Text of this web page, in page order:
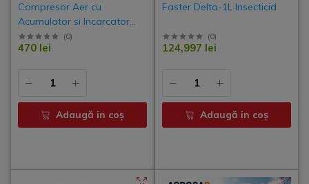
Compresor Aer cu
Acumulator si Incarcator
MAX - 20V ONE
(0)
470 lei
Adaugă in coş
Faster Delta-1L Insecticid
(0)
124,997 lei
Adaugă in coş